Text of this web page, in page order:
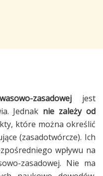
zasadowej jest
Jednak nie zależy od
które można określić
(zasadotwórcze). Ich
wpływu na
zasadowej. Nie ma